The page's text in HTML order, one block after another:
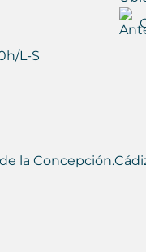
L-S
la